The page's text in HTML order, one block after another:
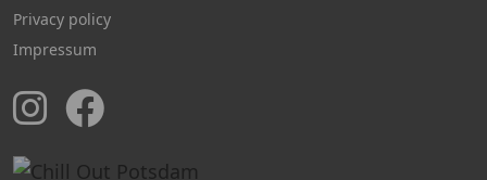
Privacy policy
Impressum